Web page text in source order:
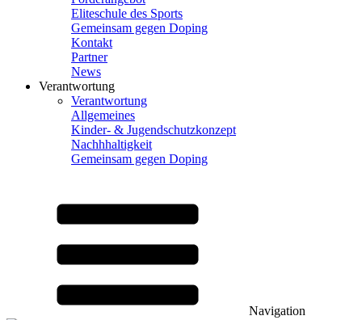
Eliteschule des Sports
Gemeinsam gegen Doping
Kontakt
Partner
News
Verantwortung
Verantwortung
Allgemeines
Kinder- & Jugendschutzkonzept
Nachhhaltigkeit
Gemeinsam gegen Doping
Navigation